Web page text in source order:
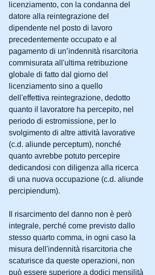
licenziamento, con la condanna del
datore alla reintegrazione del
dipendente nel posto di lavoro
precedentemente occupato e al
pagamento di un’indennità risarcitoria
commisurata all'ultima retribuzione
globale di fatto dal giorno del
licenziamento sino a quello
dell'effettiva reintegrazione, dedotto
quanto il lavoratore ha percepito, nel
periodo di estromissione, per lo
svolgimento di altre attività lavorative
(c.d. aliunde perceptum), nonché
quanto avrebbe potuto percepire
dedicandosi con diligenza alla ricerca
di una nuova occupazione (c.d. aliunde
percipiendum).
Il risarcimento del danno non è però
integrale, perché come previsto dallo
stesso quarto comma, in ogni caso la
misura dell'indennità risarcitoria che
scaturisce da queste operazioni, non
può essere superiore a dodici mensilità